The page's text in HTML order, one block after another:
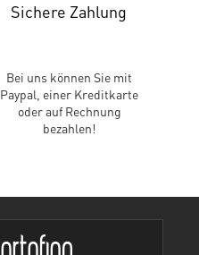
Sichere Zahlung
Bei uns können Sie mit
Paypal, einer Kreditkarte
oder auf Rechnung
bezahlen!